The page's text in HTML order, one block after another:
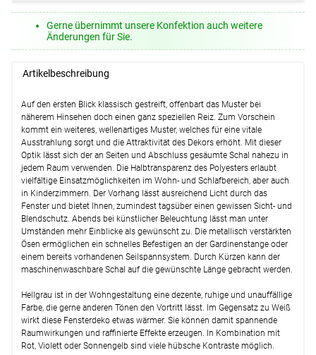
Gerne übernimmt unsere Konfektion auch weitere
Änderungen für Sie.
Artikelbeschreibung
Auf den ersten Blick klassisch gestreift, offenbart das Muster bei
näherem Hinsehen doch einen ganz speziellen Reiz. Zum Vorschein
kommt ein weiteres, wellenartiges Muster, welches für eine vitale
Ausstrahlung sorgt und die Attraktivität des Dekors erhöht. Mit dieser
Optik lässt sich der an Seiten und Abschluss gesäumte Schal nahezu in
jedem Raum verwenden. Die Halbtransparenz des Polyesters erlaubt
vielfältige Einsatzmöglichkeiten im Wohn- und Schlafbereich, aber auch
in Kinderzimmern. Der Vorhang lässt ausreichend Licht durch das
Fenster und bietet Ihnen, zumindest tagsüber einen gewissen Sicht- und
Blendschutz. Abends bei künstlicher Beleuchtung lässt man unter
Umständen mehr Einblicke als gewünscht zu. Die metallisch verstärkten
Ösen ermöglichen ein schnelles Befestigen an der Gardinenstange oder
einem bereits vorhandenen Seilspannsystem. Durch Kürzen kann der
maschinenwaschbare Schal auf die gewünschte Länge gebracht werden.
Hellgrau ist in der Wohngestaltung eine dezente, ruhige und unauffällige
Farbe, die gerne anderen Tönen den Vortritt lässt. Im Gegensatz zu Weiß
wirkt diese Fensterdeko etwas wärmer. Sie können damit spannende
Raumwirkungen und raffinierte Effekte erzeugen. In Kombination mit
Rot, Violett oder Sonnengelb sind viele hübsche Kontraste möglich.